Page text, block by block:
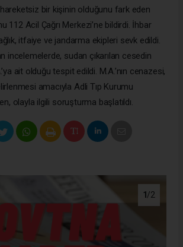
bir kişinin olduğunu fark eden
112 Acil Çağrı Merkezi’ne bildirdi. İhbar
itfaiye ve jandarma ekipleri sevk edildi.
incelemelerde, sudan çıkarılan cesedin
ait olduğu tespit edildi. M.A.’nın cenazesi,
amacıyla Adli Tıp Kurumu
olayla ilgili soruşturma başlatıldı.
1 /2